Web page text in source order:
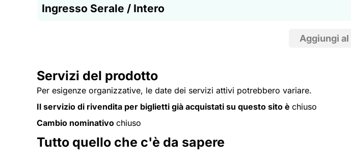
Ingresso Serale / Intero
Servizi del prodotto
Per esigenze organizzative, le date dei servizi attivi potrebbero variare.
Il servizio di rivendita per biglietti già acquistati su questo sito è chiuso
Cambio nominativo chiuso
Tutto quello che c'è da sapere